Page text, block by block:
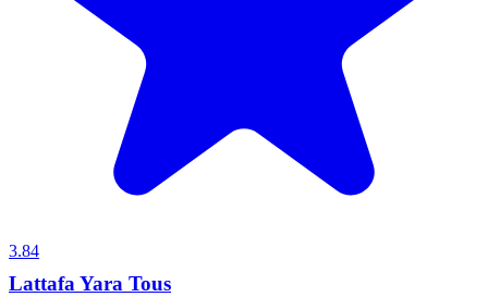
3.84
Lattafa Yara Tous